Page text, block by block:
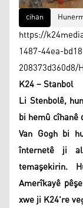
cihan
https://
1487-44ea-
K24 – Stanbol
Li Stenbolê,
bi hemû cîhanê
Van Gogh bi
înternetê ji
temaşekirin.
Amerîkayê
xwe ji K24're